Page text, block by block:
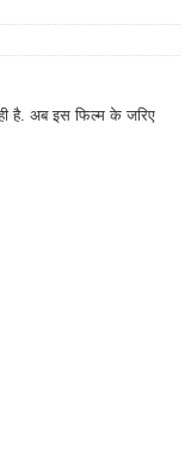
है. अब इस फिल्म के जरिए